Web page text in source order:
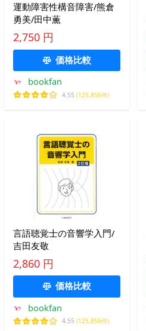
運動障害性構音障害/熊倉
勇美/田中薫
2,750 円
価格比較
bookfan
4.55 (125,856件)
言語聴覚士の音響学入門/
吉田友敬
2,860 円
価格比較
bookfan
4.55 (125,856件)